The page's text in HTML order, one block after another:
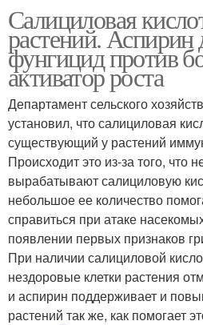
Салициловая
растений. Аспирин
фунгицид против
активатор роста
Департамент сельского
установил, что салициловая
существующий у растений
Происходит это из-за того, что
вырабатывают салициловую
небольшое ее количество
справиться при атаке
появлении первых признаков
При наличии салициловой
нездоровые клетки растения
и аспирин поддерживает и
растений так же, как помогает